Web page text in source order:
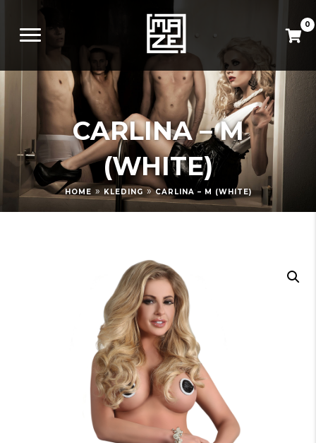
0
CARLINA – M
(WHITE)
HOME » KLEDING » CARLINA – M (WHITE)